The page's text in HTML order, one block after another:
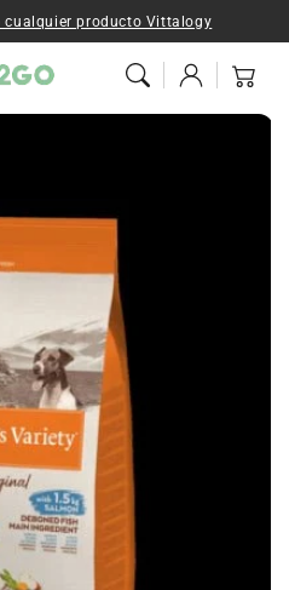
cualquier producto Vittalogy
Iniciar
sesión
Carrito